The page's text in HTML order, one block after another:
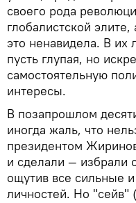
своего рода
глобалистской элите,
это ненавидела. В их
пусть глупая, но
самостоятельную
интересы.
В позапрошлом
иногда жаль, что
президентом
и сделали — избрали
ощутив все сильные
личностей. Но "сейв"